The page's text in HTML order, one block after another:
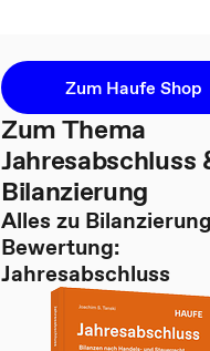
Zum Haufe Shop
Zum Thema
Jahresabschluss
Bilanzierung
Alles zu
Bewertung:
Jahresabschluss